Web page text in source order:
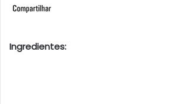
Ingredientes: